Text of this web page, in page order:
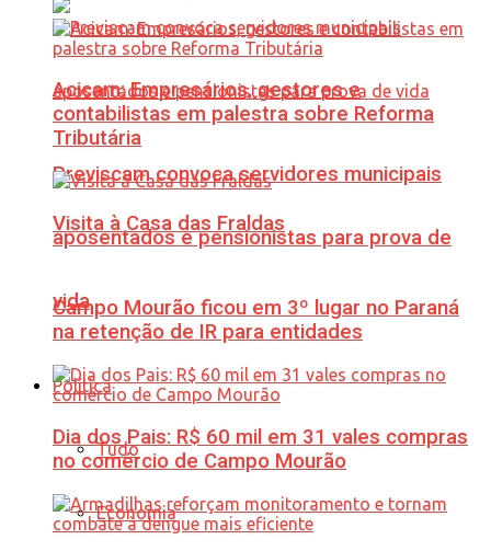
Previscam convoca servidores municipais
aposentados e pensionistas para prova de
vida
Política
Tudo
Economia
Acicam: Empresários, gestores e
contabilistas em palestra sobre Reforma
Tributária
Visita à Casa das Fraldas
Campo Mourão ficou em 3º lugar no Paraná
na retenção de IR para entidades
Dia dos Pais: R$ 60 mil em 31 vales compras
no comércio de Campo Mourão